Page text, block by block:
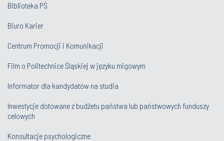
Biblioteka PŚ
Biuro Karier
Centrum Promocji i Komunikacji
Film o Politechnice Śląskiej w języku migowym
Informator dla kandydatów na studia
Inwestycje dotowane z budżetu państwa lub państwowych funduszy
celowych
Konsultacje psychologiczne